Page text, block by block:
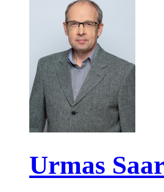
Urmas